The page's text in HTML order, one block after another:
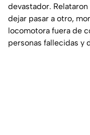
devastador.
dejar pasar a otro,
locomotora fuera de
personas fallecidas y